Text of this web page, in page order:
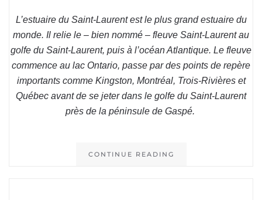
L’estuaire du Saint-Laurent est le plus grand estuaire du
monde. Il relie le – bien nommé – fleuve Saint-Laurent au
golfe du Saint-Laurent, puis à l’océan Atlantique. Le fleuve
commence au lac Ontario, passe par des points de repère
importants comme Kingston, Montréal, Trois-Rivières et
Québec avant de se jeter dans le golfe du Saint-Laurent
près de la péninsule de Gaspé.
CONTINUE READING